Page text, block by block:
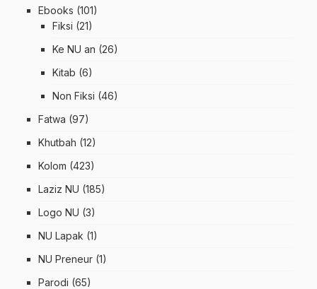
Ebooks (101)
Fiksi (21)
Ke NU an (26)
Kitab (6)
Non Fiksi (46)
Fatwa (97)
Khutbah (12)
Kolom (423)
Laziz NU (185)
Logo NU (3)
NU Lapak (1)
NU Preneur (1)
Parodi (65)